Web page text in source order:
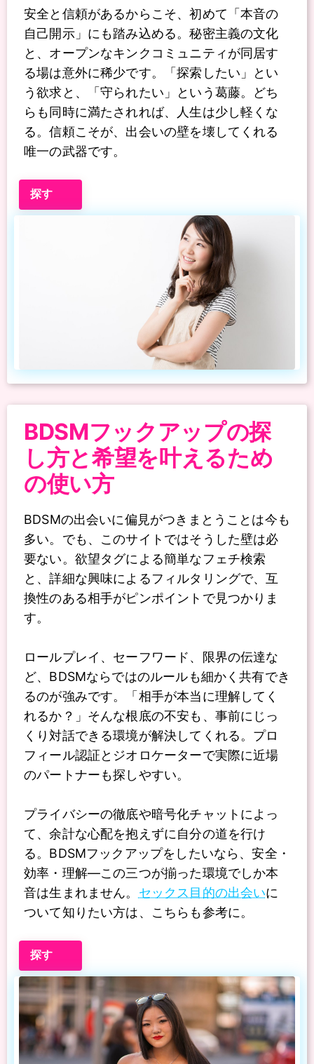
安全と信頼があるからこそ、初めて「本音の
自己開示」にも踏み込める。秘密主義の文化
と、オープンなキンクコミュニティが同居す
る場は意外に稀少です。「探索したい」とい
う欲求と、「守られたい」という葛藤。どち
らも同時に満たされれば、人生は少し軽くな
る。信頼こそが、出会いの壁を壊してくれる
唯一の武器です。
探す
BDSMフックアップの探
し方と希望を叶えるため
の使い方
BDSMの出会いに偏見がつきまとうことは今も
多い。でも、このサイトではそうした壁は必
要ない。欲望タグによる簡単なフェチ検索
と、詳細な興味によるフィルタリングで、互
換性のある相手がピンポイントで見つかりま
す。
ロールプレイ、セーフワード、限界の伝達な
ど、BDSMならではのルールも細かく共有でき
るのが強みです。「相手が本当に理解してく
れるか？」そんな根底の不安も、事前にじっ
くり対話できる環境が解決してくれる。プロ
フィール認証とジオロケーターで実際に近場
のパートナーも探しやすい。
プライバシーの徹底や暗号化チャットによっ
て、余計な心配を抱えずに自分の道を行け
る。BDSMフックアップをしたいなら、安全・
効率・理解―この三つが揃った環境でしか本
音は生まれません。 セックス目的の出会いに
ついて知りたい方は、こちらも参考に。
探す